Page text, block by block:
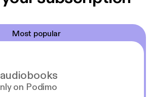
on romanijohtaja, joka on
arkkua. Rami Mäkinen (s. 1971)
entinen rikollinen ja
on nykyään monipuolinen
Most popular
on Podimo